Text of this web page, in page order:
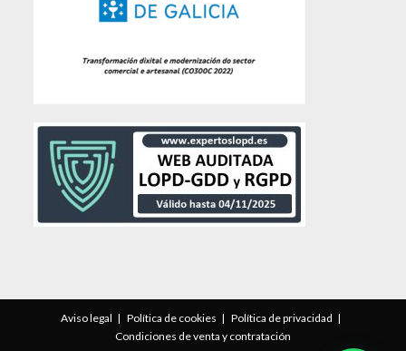
Aviso legal Política de cookies
Política de privacidad
Condiciones de venta y contratación